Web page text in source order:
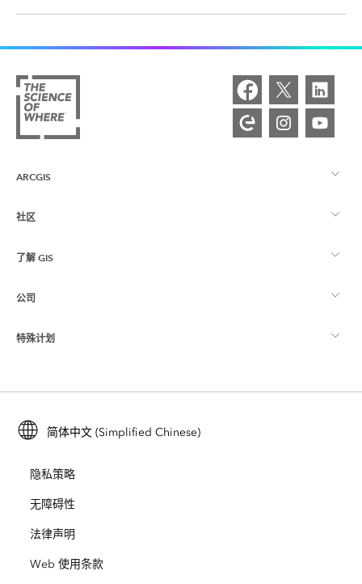
ARCGIS
ArcGIS 概览
制图
Esri Store
社区
Esri 社区
ArcGIS 博客
Esri 年轻专家关系网
了解 GIS
什么是 GIS？
位置智能
培训
ArcUser
ArcNews
ArcWatch
公司
关于 Esri
招贤纳士
开放视野
业务行为准则
特殊计划
ArcGIS for Student Use
保护
教育
简体中文 (Simplified Chinese)
隐私策略
无障碍性
法律声明
Web 使用条款